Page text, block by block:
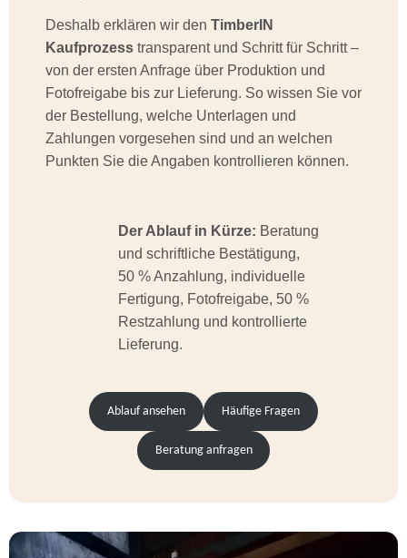
Deshalb erklären wir den TimberIN
Kaufprozess transparent und Schritt für Schritt –
von der ersten Anfrage über Produktion und
Fotofreigabe bis zur Lieferung. So wissen Sie vor
der Bestellung, welche Unterlagen und
Zahlungen vorgesehen sind und an welchen
Punkten Sie die Angaben kontrollieren können.
Der Ablauf in Kürze: Beratung
und schriftliche Bestätigung,
50 % Anzahlung, individuelle
Fertigung, Fotofreigabe, 50 %
Restzahlung und kontrollierte
Lieferung.
Ablauf ansehen Häufige Fragen
Beratung anfragen